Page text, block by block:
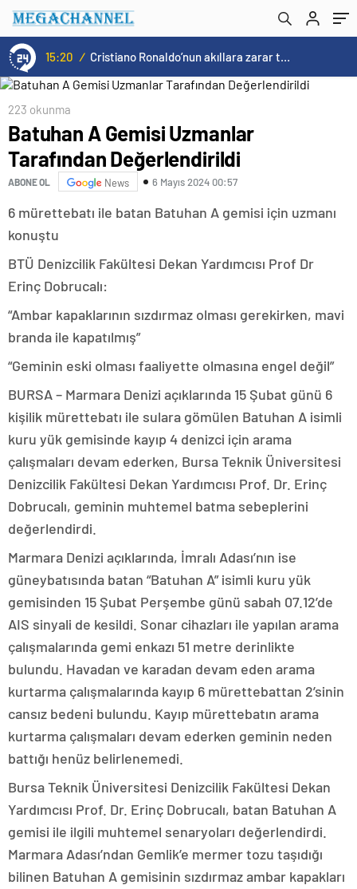
15:20 / Cristiano Ronaldo’nun akıllara zarar tüm kariyerinin istatistiğini çıkardık !
223 okunma
Batuhan A Gemisi Uzmanlar
Tarafından Değerlendirildi
ABONE OL News 6 Mayıs 2024 00:57
6 mürettebatı ile batan Batuhan A gemisi için uzmanı
konuştu
BTÜ Denizcilik Fakültesi Dekan Yardımcısı Prof Dr
Erinç Dobrucalı:
“Ambar kapaklarının sızdırmaz olması gerekirken, mavi
branda ile kapatılmış”
“Geminin eski olması faaliyette olmasına engel değil”
BURSA – Marmara Denizi açıklarında 15 Şubat günü 6
kişilik mürettebatı ile sulara gömülen Batuhan A isimli
kuru yük gemisinde kayıp 4 denizci için arama
çalışmaları devam ederken, Bursa Teknik Üniversitesi
Denizcilik Fakültesi Dekan Yardımcısı Prof. Dr. Erinç
Dobrucalı, geminin muhtemel batma sebeplerini
değerlendirdi.
Marmara Denizi açıklarında, İmralı Adası’nın ise
güneybatısında batan “Batuhan A” isimli kuru yük
gemisinden 15 Şubat Perşembe günü sabah 07.12’de
AIS sinyali de kesildi. Sonar cihazları ile yapılan arama
çalışmalarında gemi enkazı 51 metre derinlikte
bulundu. Havadan ve karadan devam eden arama
kurtarma çalışmalarında kayıp 6 mürettebattan 2’sinin
cansız bedeni bulundu. Kayıp mürettebatın arama
kurtarma çalışmaları devam ederken geminin neden
battığı henüz belirlenemedi.
Bursa Teknik Üniversitesi Denizcilik Fakültesi Dekan
Yardımcısı Prof. Dr. Erinç Dobrucalı, batan Batuhan A
gemisi ile ilgili muhtemel senaryoları değerlendirdi.
Marmara Adası’ndan Gemlik’e mermer tozu taşıdığı
bilinen Batuhan A gemisinin sızdırmaz ambar kapakları